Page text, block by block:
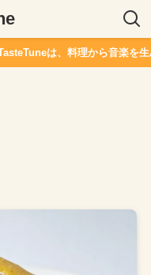
は、料理から音楽を生